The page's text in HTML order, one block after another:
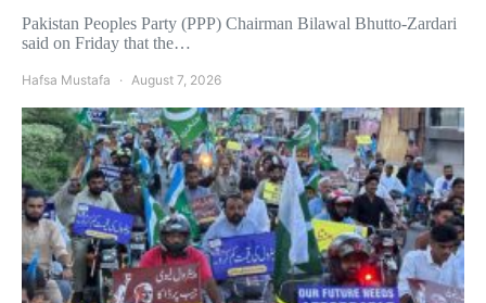
Pakistan Peoples Party (PPP) Chairman Bilawal Bhutto-Zardari
said on Friday that the…
Hafsa Mustafa August 7, 2026